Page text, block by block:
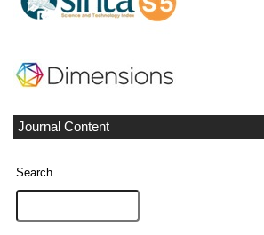
Journal Content
Search